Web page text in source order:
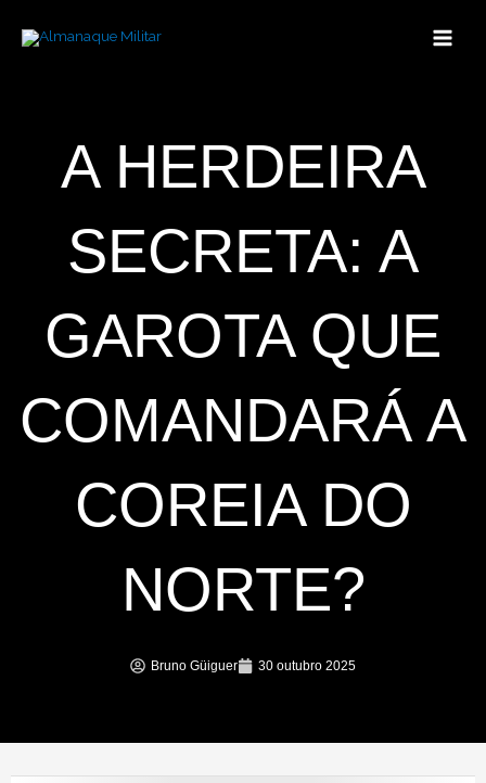
para
A HERDEIRA
SECRETA: A
GAROTA QUE
COMANDARÁ A
COREIA DO
NORTE?
Bruno Güiguer 30 outubro 2025